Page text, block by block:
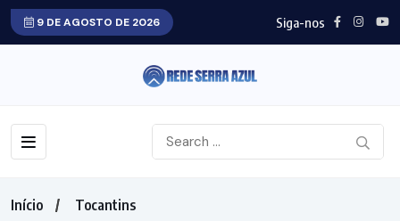
9 DE AGOSTO DE 2026 Siga-nos
Início
Tocantins